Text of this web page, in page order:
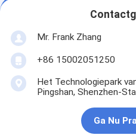
Parkeren Barrier Gate
Automatische slagboom
Tolpoortbarrière
Boom barrière Gate
Mr. Frank Zhang
+86 15002051250
Het Technologiepark
Pingshan, Shenzhen-
Ga Nu